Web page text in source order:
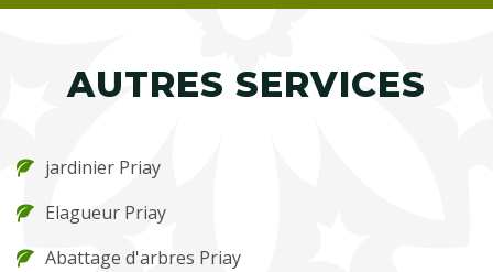
AUTRES SERVICES
jardinier Priay
Elagueur Priay
Abattage d'arbres Priay